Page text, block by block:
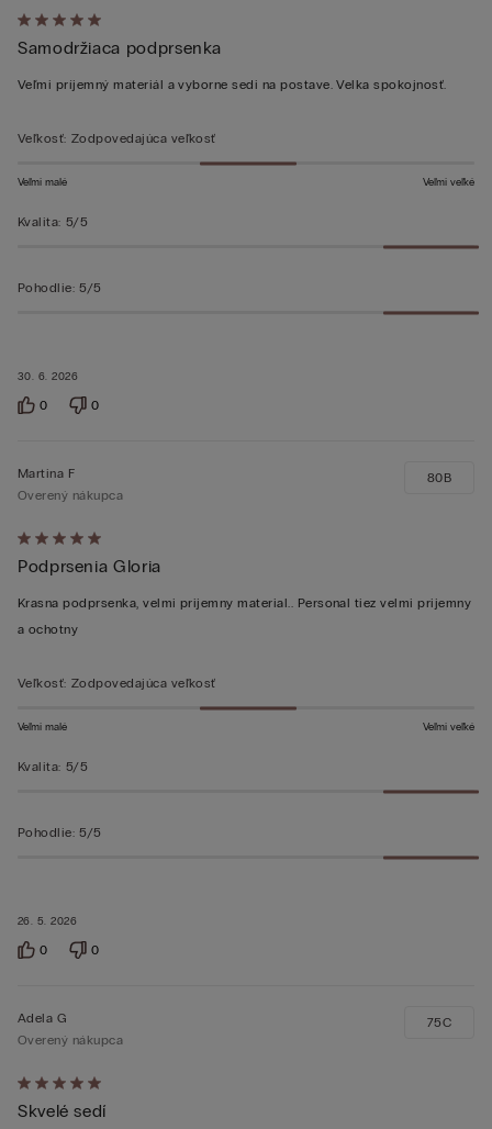
Hodnotenie:
5
z 5
30. 6. 2026
Samodržiaca podprsenka
Veľmi príjemný materiál a vyborne sedi na postave. Velka spokojnosť.
Veľkosť: Zodpovedajúca veľkosť
Veľmi malé Veľmi veľké
Kvalita: 5/5
Pohodlie: 5/5
0 0
Hodnotenie:
5
z 5
26. 5. 2026
Martina F
Overený nákupca
Podprsenia Gloria
Krasna podprsenka, velmi prijemny material.. Personal tiez velmi prijemny
a ochotny
80B
Veľkosť: Zodpovedajúca veľkosť
Veľmi malé Veľmi veľké
Kvalita: 5/5
Pohodlie: 5/5
0 0
Hodnotenie:
5
Adela G
Overený nákupca
Skvelé sedí
75C